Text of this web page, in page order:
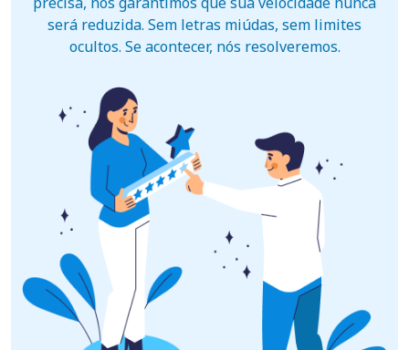
será reduzida. Sem letras miúdas, sem limites
ocultos. Se acontecer, nós resolveremos.